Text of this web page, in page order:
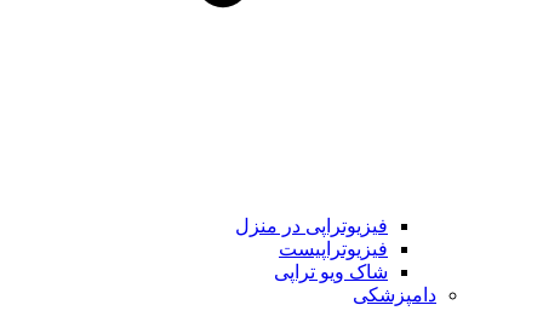
فیزیوتراپی در منزل
فیزیوتراپیست
شاک ویو تراپی
دامپزشکی